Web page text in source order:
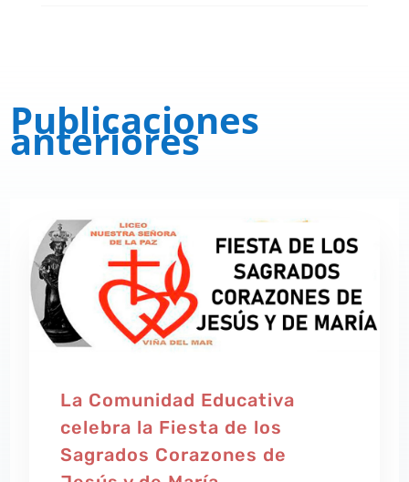
Publicaciones
anteriores
La Comunidad Educativa
celebra la Fiesta de los
Sagrados Corazones de